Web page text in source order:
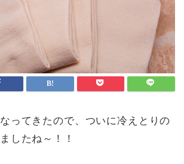
ってきたので、ついに冷えとりの
したね～！！